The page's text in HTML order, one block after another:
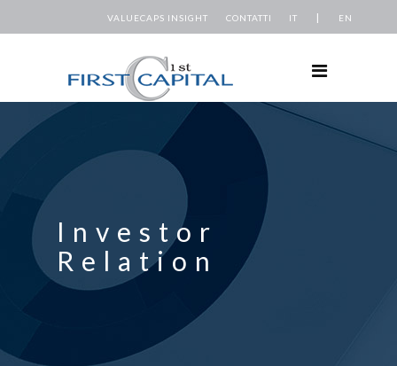
PARTECIPAZIONI
CORPORATE GOVERNANCE
INVESTOR RELATION
SALA STAMPA
CONTATTI
VALUECAPS INSIGHT CONTATTI IT | EN
Investor
Relation